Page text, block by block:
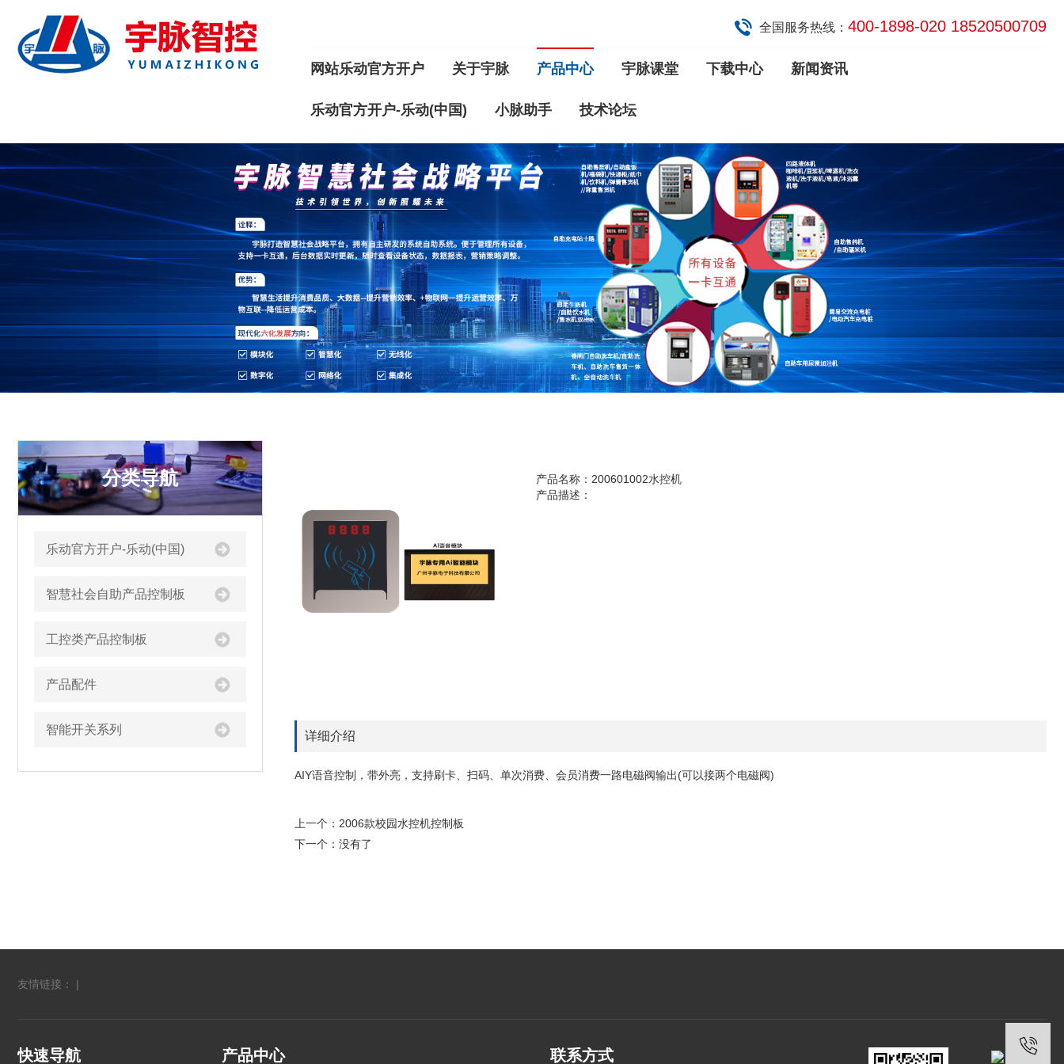
全国服务热线： 400-1898-020 18520500709
网站乐动官方开户 关于宇脉 产品中心 宇脉课堂 下载中心 新闻资讯
乐动官方开户-乐动(中国) 小脉助手 技术论坛
分类导航
乐动官方开户-乐动(中国)
智慧社会自助产品控制板
工控类产品控制板
产品配件
智能开关系列
产品名称：200601002水控机
产品描述：
详细介绍
AIY语音控制，带外亮，支持刷卡、扫码、单次消费、会员消费一路电磁阀输出(可以接两个电磁阀)
上一个： 2006款校园水控机控制板
下一个：没有了
友情链接： |
快速导航 产品中心 联系方式